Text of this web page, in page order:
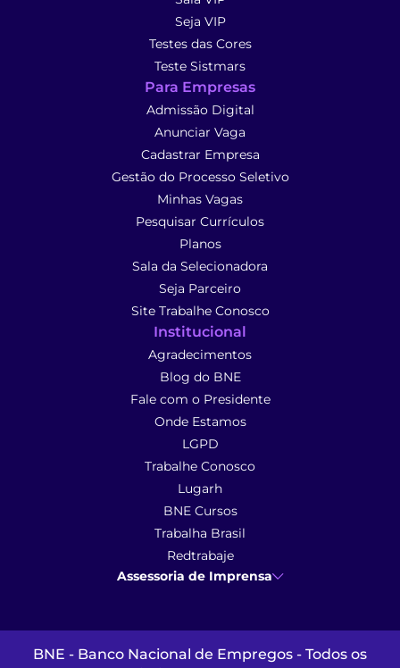
Seja VIP
Testes das Cores
Teste Sistmars
Para Empresas
Admissão Digital
Anunciar Vaga
Cadastrar Empresa
Gestão do Processo Seletivo
Minhas Vagas
Pesquisar Currículos
Planos
Sala da Selecionadora
Seja Parceiro
Site Trabalhe Conosco
Institucional
Agradecimentos
Blog do BNE
Fale com o Presidente
Onde Estamos
LGPD
Trabalhe Conosco
Lugarh
BNE Cursos
Trabalha Brasil
Redtrabaje
Assessoria de Imprensa
(41) 9 9102-1413
BNE - Banco Nacional de Empregos - Todos os